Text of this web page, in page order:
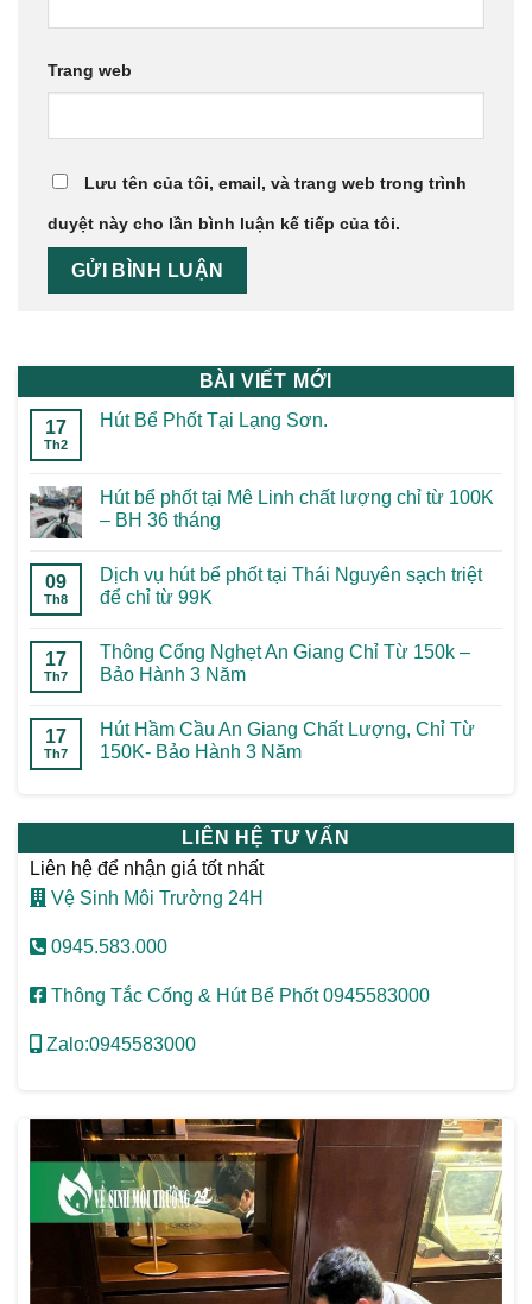
Trang web
Lưu tên của tôi, email, và trang web trong trình
duyệt này cho lần bình luận kế tiếp của tôi.
BÀI VIẾT MỚI
17
Th2
Hút Bể Phốt Tại Lạng Sơn.
Hút bể phốt tại Mê Linh chất lượng chỉ từ 100K
– BH 36 tháng
09
Th8
Dịch vụ hút bể phốt tại Thái Nguyên sạch triệt
để chỉ từ 99K
17
Th7
Thông Cống Nghẹt An Giang Chỉ Từ 150k –
Bảo Hành 3 Năm
17
Th7
Hút Hầm Cầu An Giang Chất Lượng, Chỉ Từ
150K- Bảo Hành 3 Năm
LIÊN HỆ TƯ VẤN
Liên hệ để nhận giá tốt nhất
Vệ Sinh Môi Trường 24H
0945.583.000
Thông Tắc Cống & Hút Bể Phốt 0945583000
Zalo:0945583000